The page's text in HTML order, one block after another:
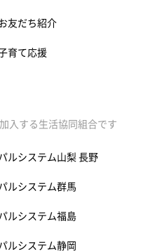
友だち紹介
育て応援
入する生活協同組合です
ルシステム山梨 長野
ルシステム群馬
ルシステム福島
ルシステム静岡